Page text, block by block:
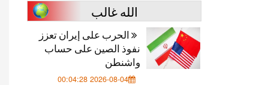
الله غالب
الحرب على إيران تعزز
نفوذ الصين على حساب
واشنطن
2026-08-04 00:04:28